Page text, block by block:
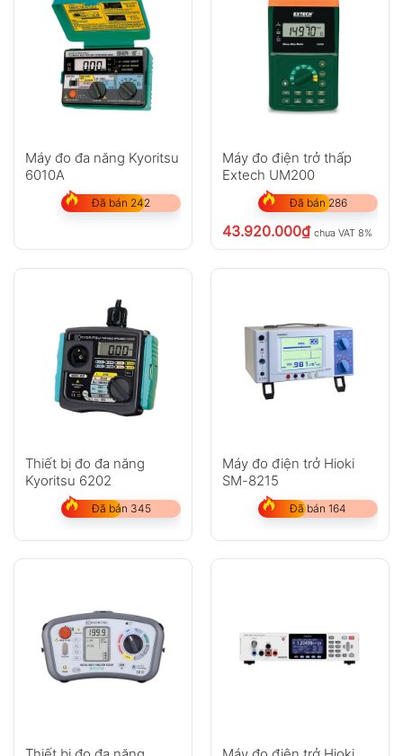
Máy đo đa năng Kyoritsu
6010A
Đã bán 242
Máy đo điện trở thấp
Extech UM200
Đã bán 286
43.920.000₫ chưa VAT 8%
Thiết bị đo đa năng
Kyoritsu 6202
Đã bán 345
Máy đo điện trở Hioki
SM-8215
Đã bán 164